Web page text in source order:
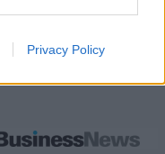
Privacy Policy